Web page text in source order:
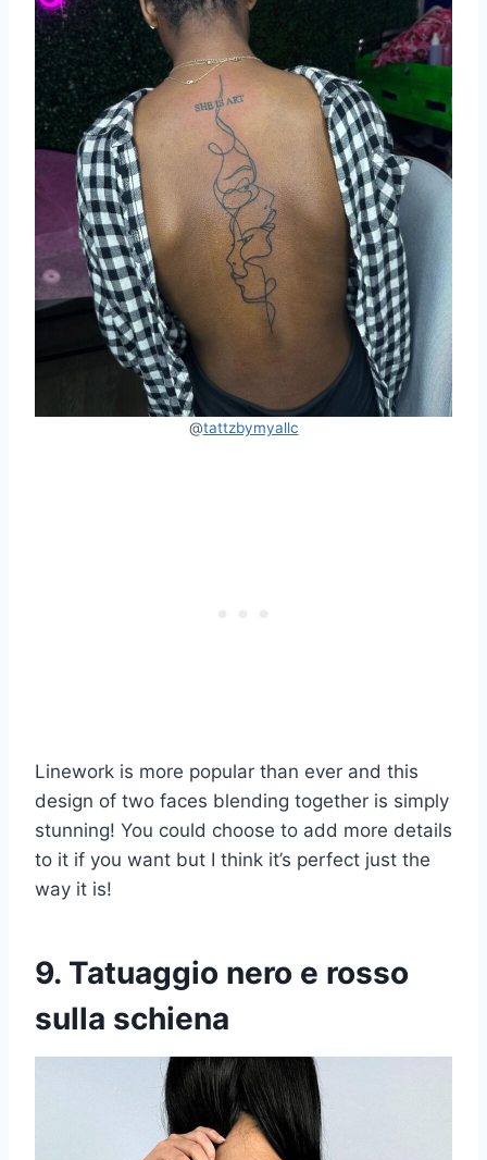
@tattzbymyallc
Linework is more popular than ever and this
design of two faces blending together is simply
stunning! You could choose to add more details
to it if you want but I think it’s perfect just the
way it is!
9. Tatuaggio nero e rosso
sulla schiena